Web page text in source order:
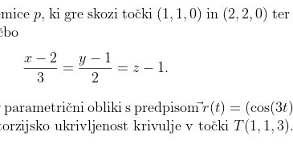
p, ki gre skozi tocki (1, 1, 0) in (2, 2, 0) ter
x − 2
3
=
y − 1
2
= z − 1.
obliki s predpisom⃗r(t) = (cos(3t)
ukrivljenost krivulje v tocki T(1, 1, 3).